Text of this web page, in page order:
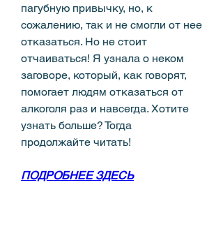
пагубную привычку, но, к
сожалению, так и не смогли от нее
отказаться. Но не стоит
отчаиваться! Я узнала о неком
заговоре, который, как говорят,
помогает людям отказаться от
алкоголя раз и навсегда. Хотите
узнать больше? Тогда
продолжайте читать!
ПОДРОБНЕЕ ЗДЕСЬ